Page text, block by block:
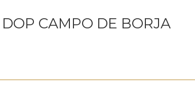
CAMPO DE BORJA